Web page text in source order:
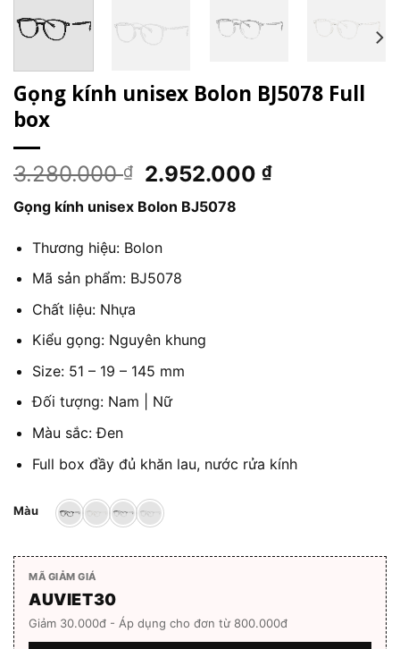
Gọng kính unisex Bolon BJ5078 Full
box
3.280.000₫
Giá
là:
3.280.000 ₫.
2.952.000₫Giá
Gọng kính unisex Bolon BJ5078
Thương hiệu: Bolon
Mã sản phẩm: BJ5078
Chất liệu: Nhựa
Kiểu gọng: Nguyên khung
Size: 51 – 19 – 145 mm
Đối tượng: Nam | Nữ
Màu sắc: Đen
Full box đầy đủ khăn lau, nước rửa kính
Màu
MÃ GIẢM GIÁ
AUVIET30
Giảm 30.000đ - Áp dụng cho đơn từ 800.000đ